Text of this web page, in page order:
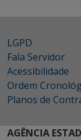
LGPD
Fala Servidor
Acessibilidade
Ordem
Planos de
AGÊNCIA